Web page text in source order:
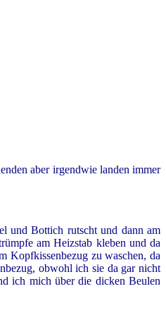
aber irgendwie landen immer
und Bottich rutscht und dann am
am Heizstab kleben und da
Kopfkissenbezug zu waschen, da
obwohl ich sie da gar nicht
ich mich über die dicken Beulen